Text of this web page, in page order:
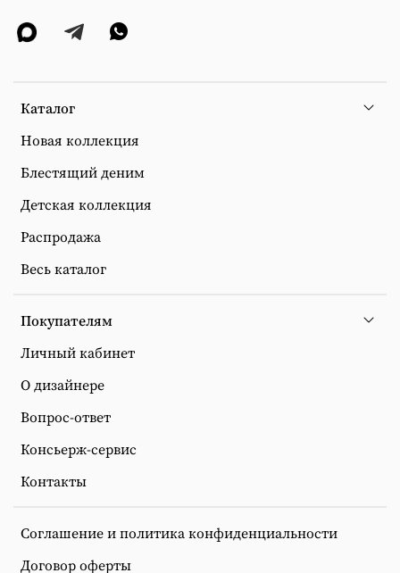
Каталог
Новая коллекция
Блестящий деним
Детская коллекция
Распродажа
Весь каталог
Покупателям
Личный кабинет
О дизайнере
Вопрос-ответ
Консьерж-сервис
Контакты
Соглашение и политика конфиденциальности
Договор оферты